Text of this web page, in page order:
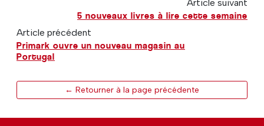
Article suivant
5 nouveaux livres à lire cette semaine
Article précédent
Primark ouvre un nouveau magasin au
Portugal
← Retourner à la page précédente